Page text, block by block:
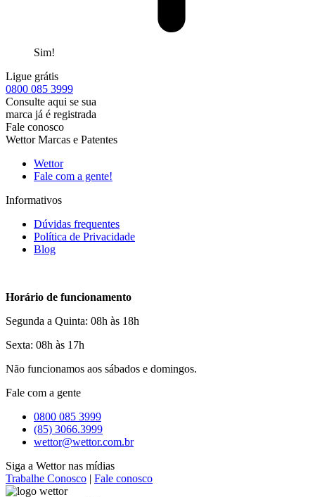
Sim!
Ligue grátis
0800 085 3999
Consulte aqui se sua
marca já é registrada
Fale conosco
Wettor Marcas e Patentes
Wettor
Fale com a gente!
Informativos
Dúvidas frequentes
Política de Privacidade
Blog
Horário de funcionamento
Segunda a Quinta: 08h às 18h
Sexta: 08h às 17h
Não funcionamos aos sábados e domingos.
Fale com a gente
0800 085 3999
(85) 3066.3999
wettor@wettor.com.br
Siga a Wettor nas mídias
Trabalhe Conosco | Fale conosco